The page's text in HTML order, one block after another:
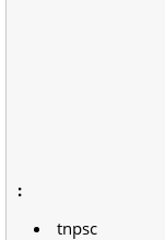
:
tnpsc